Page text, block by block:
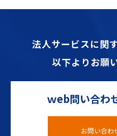
法人サービスに関
以下よりお願
ｗeb問い合わ
お問い合わ